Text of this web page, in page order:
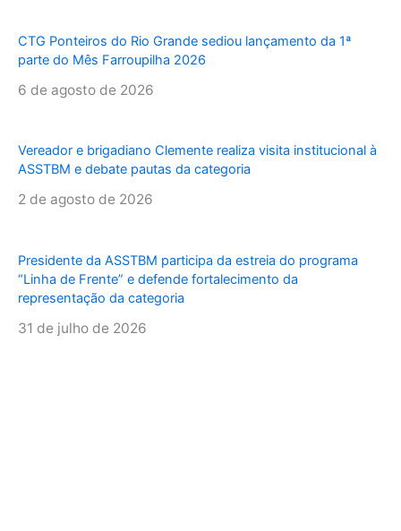
CTG Ponteiros do Rio Grande sediou lançamento da 1ª
parte do Mês Farroupilha 2026
6 de agosto de 2026
Vereador e brigadiano Clemente realiza visita institucional à
ASSTBM e debate pautas da categoria
2 de agosto de 2026
Presidente da ASSTBM participa da estreia do programa
“Linha de Frente” e defende fortalecimento da
representação da categoria
31 de julho de 2026